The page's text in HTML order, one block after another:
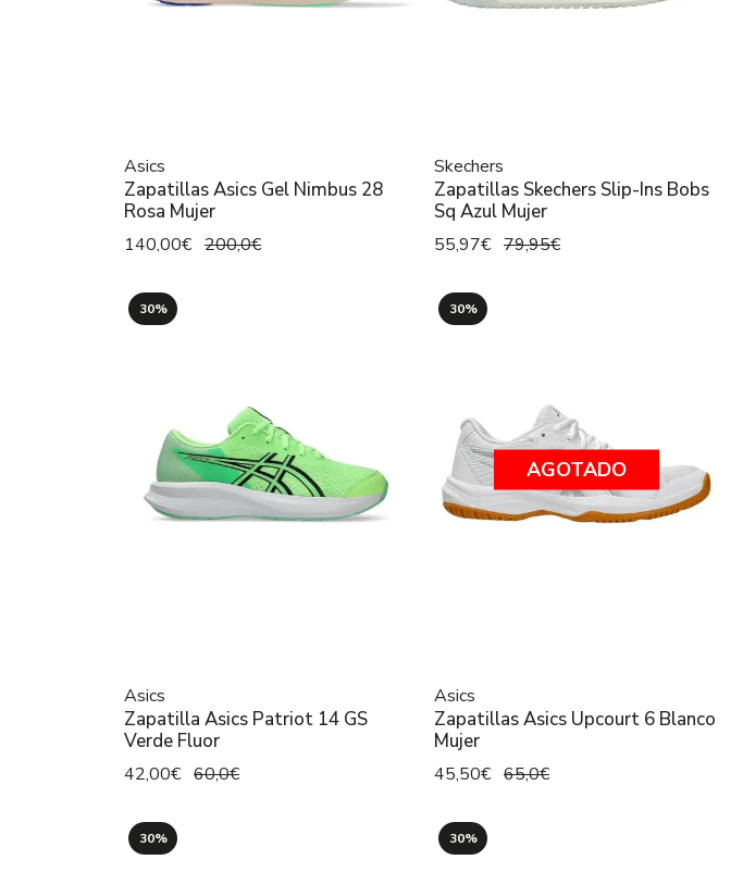
Asics
Zapatillas Asics Gel Nimbus 28
Rosa Mujer
140,00€ 200,0€
Skechers
Zapatillas Skechers Slip-Ins Bobs
Sq Azul Mujer
55,97€ 79,95€
30%
Asics
Zapatilla Asics Patriot 14 GS
Verde Fluor
42,00€ 60,0€
30%
AGOTADO
Asics
Zapatillas Asics Upcourt 6 Blanco
Mujer
45,50€ 65,0€
30% 30%